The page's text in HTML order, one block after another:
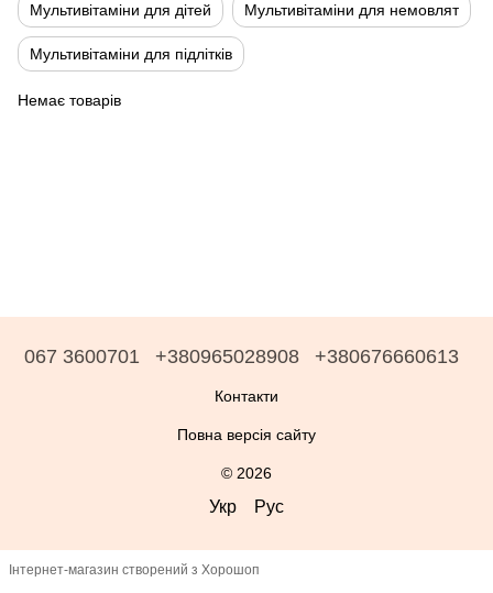
Мультивітаміни для дітей Мультивітаміни для немовлят
Мультивітаміни для підлітків
Немає товарів
067 3600701 +380965028908 +380676660613
Контакти
Повна версія сайту
© 2026
Укр Рус
Інтернет-магазин створений з Хорошоп